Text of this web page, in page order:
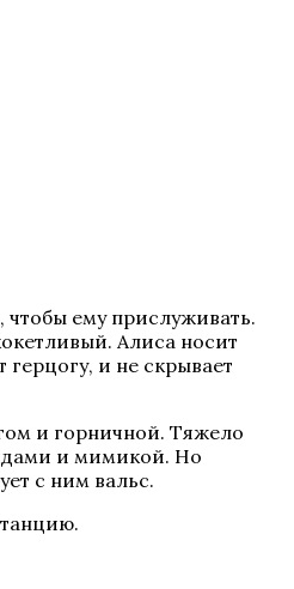
ему прислуживать.
Алиса носит
и не скрывает
и горничной. Тяжело
и мимикой. Но
с ним вальс.